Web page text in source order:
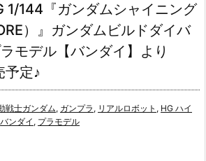
1/144『ガンダムシャイニング
）』ガンダムビルドダイバ
モデル【バンダイ】より
定♪
戦士ガンダム, ガンプラ , リアルロボット , HG ハイ
バンダイ , プラモデル